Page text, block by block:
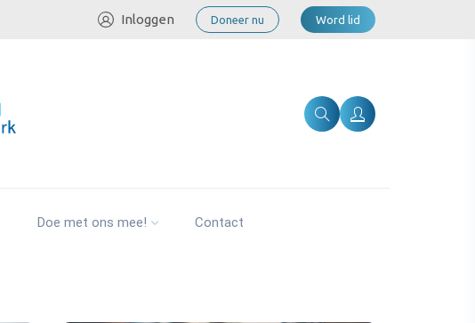
Inloggen Doneer nu Word lid
Doe met ons mee! Contact